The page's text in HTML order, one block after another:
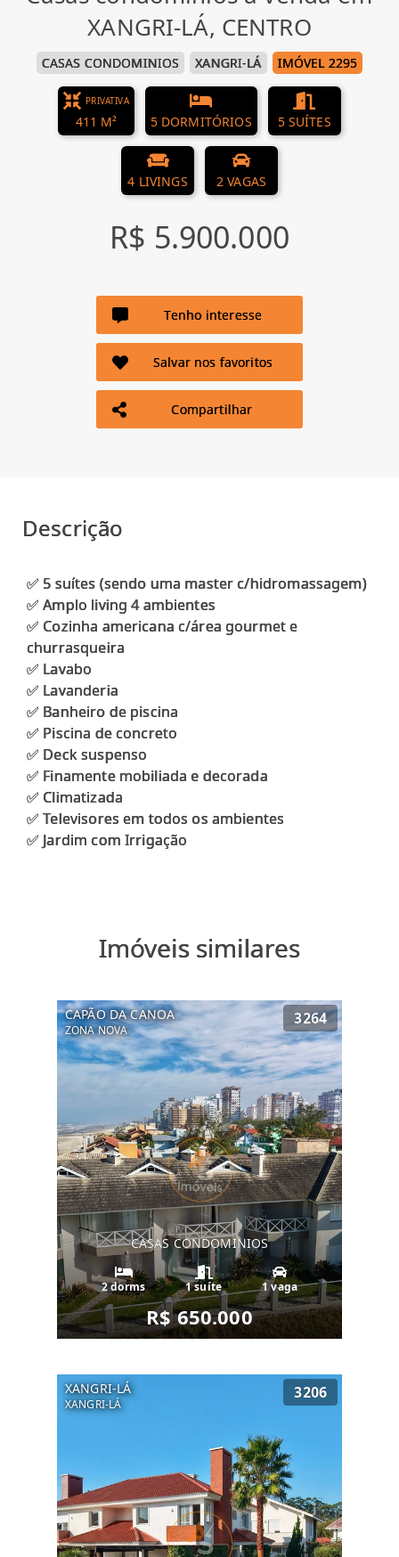
XANGRI-LÁ, CENTRO
CASAS CONDOMINIOS XANGRI-LÁ IMÓVEL 2295
PRIVATIVA
411 M² 5 DORMITÓRIOS 5 SUÍTES
4 LIVINGS 2 VAGAS
R$ 5.900.000
Tenho interesse
Salvar nos favoritos
Compartilhar
Descrição
✅️ 5 suítes (sendo uma master c/hidromassagem)
✅ Amplo living 4 ambientes
✅️ Cozinha americana c/área gourmet e
churrasqueira
✅ Lavabo
✅ Lavanderia
✅ Banheiro de piscina
✅ Piscina de concreto
✅ Deck suspenso
✅ Finamente mobiliada e decorada
✅ Climatizada
✅ Televisores em todos os ambientes
Imóveis similares
CAPÃO DA CANOA
ZONA NOVA
3264
CASAS CONDOMINIOS
2 dorms 1 suíte 1 vaga
R$ 650.000
XANGRI-LÁ
XANGRI-LÁ
3206